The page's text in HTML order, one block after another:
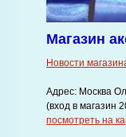
Магазин
Новости
Адрес: Москва
(вход в магазин
посмотреть на